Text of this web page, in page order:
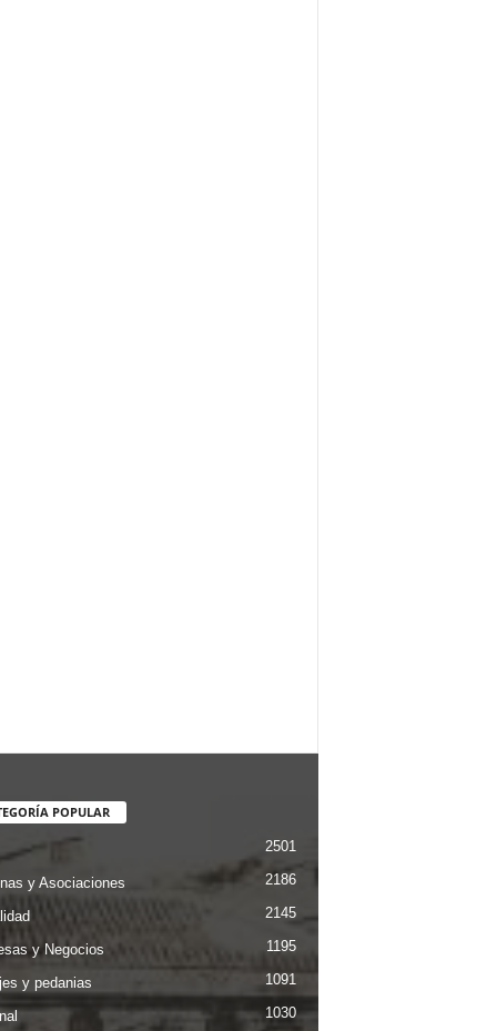
POPULAR
2501
y Asociaciones 2186
2145
y Negocios 1195
y pedanias 1091
1030